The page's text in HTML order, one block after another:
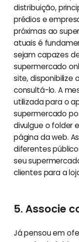
distribuição,
prédios e
próximas ao
atuais é
sejam capazes
supermercado
site, disponibilize
consultá-lo. A
utilizada para o
supermercado
divulgue o folder
página da web.
diferentes
seu
clientes para a
5. Associe
Já pensou em